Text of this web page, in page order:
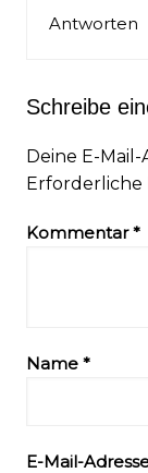
Antworten
Schreibe
Deine E-
Erforderliche
Kommentar*
Name *
E-Mail-